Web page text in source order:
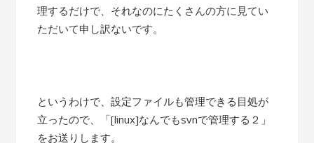
理するだけで、それなのにたくさんの方に見てい
ただいて申し訳ないです。
というわけで、設定ファイルも管理できる目処が
立ったので、「[linux]なんでもsvnで管理する２」
をお送りします。